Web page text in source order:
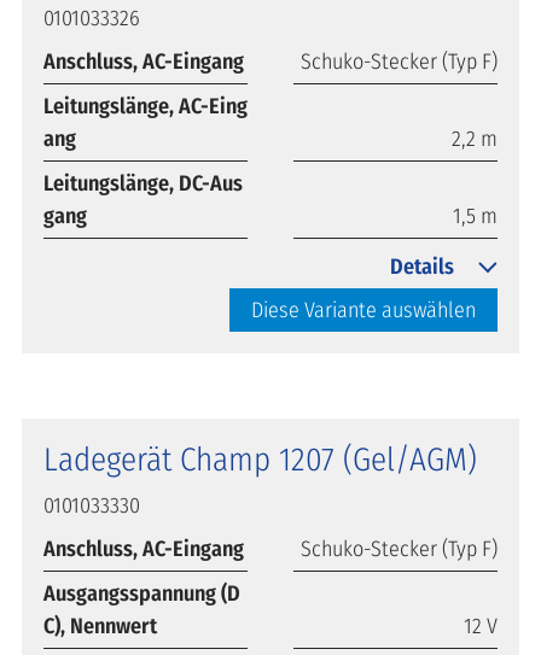
0101033326
Anschluss, AC-Eingang
Schuko-Stecker (Typ F)
Leitungslänge, AC-Eing
ang
2,2 m
Leitungslänge, DC-Aus
gang
1,5 m
Diese Variante auswählen
Details
Ladegerät Champ 1207 (Gel/AGM)
0101033330
Anschluss, AC-Eingang
Schuko-Stecker (Typ F)
Ausgangsspannung (D
C), Nennwert
12 V